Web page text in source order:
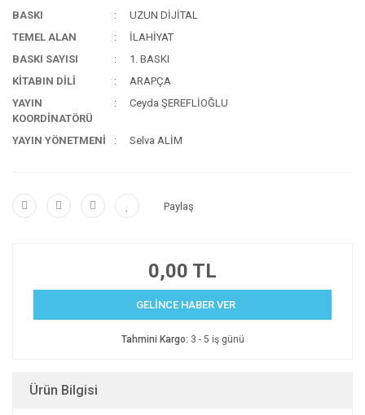
BASKI
UZUN DİJİTAL
TEMEL ALAN
İLAHİYAT
BASKI SAYISI
1. BASKI
KİTABIN DİLİ
ARAPÇA
YAYIN
KOORDİNATÖRÜ
Ceyda ŞEREFLİOĞLU
YAYIN YÖNETMENİ Selva ALİM
Paylaş
0,00 TL
GELİNCE HABER VER
Tahmini Kargo: 3 - 5 iş günü
Ürün Bilgisi